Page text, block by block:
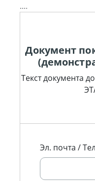
....
Документ
Текст документа
Эл. почта /